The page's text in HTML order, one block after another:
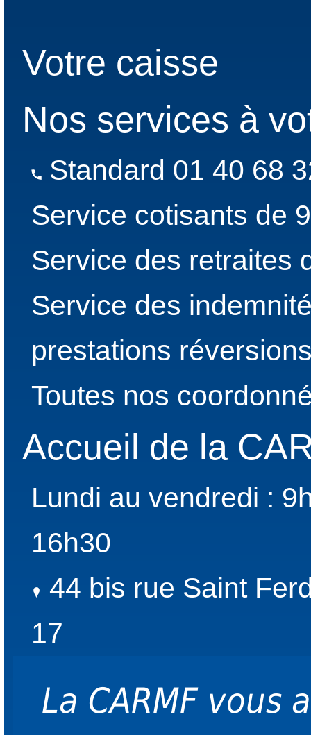
Votre caisse
Nos services à
Standard 01 40 68
Service cotisants de
Service des retraites
Service des
prestations
Toutes nos
Accueil de la
Lundi au vendredi :
16h30
44 bis rue Saint
17
La CARMF vous